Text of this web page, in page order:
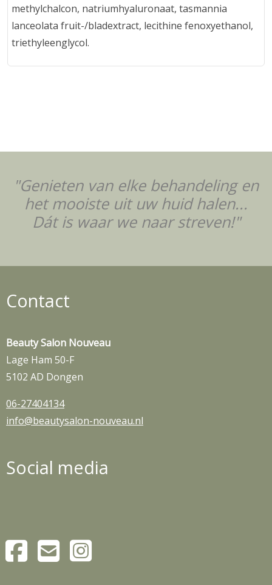
methylchalcon, natriumhyaluronaat, tasmannia
lanceolata fruit-/bladextract, lecithine fenoxyethanol,
triethyleenglycol.
"Genieten van elke behandeling en
het mooiste uit uw huid halen...
Dát is waar we naar streven!"
Contact
Beauty Salon Nouveau
Lage Ham 50-F
5102 AD Dongen
06-27404134
info@beautysalon-nouveau.nl
Social media